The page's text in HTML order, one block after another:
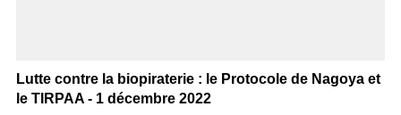
Lutte contre la biopiraterie : le Protocole de Nagoya et
le TIRPAA - 1 décembre 2022